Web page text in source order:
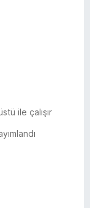
ile çalışır